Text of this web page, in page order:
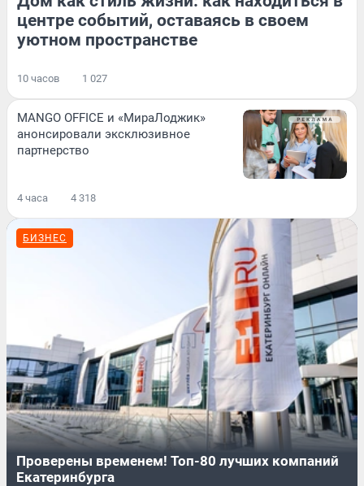
центре событий, оставаясь в своем
уютном пространстве
10 часов 1 027
MANGO OFFICE и «МираЛоджик»
анонсировали эксклюзивное
партнерство
4 часа 4 318
БИЗНЕС
Проверены временем! Топ-80 лучших компаний
Екатеринбурга